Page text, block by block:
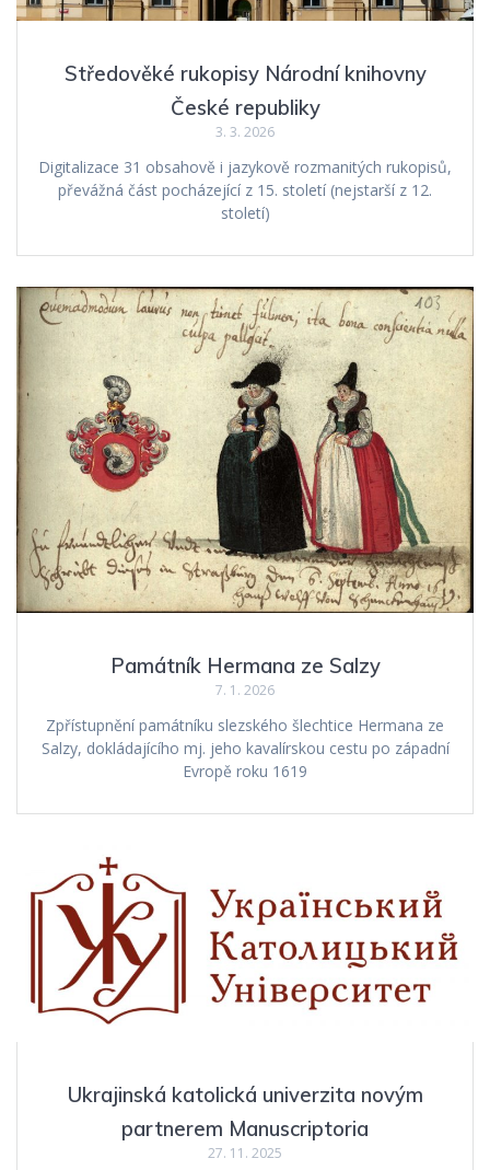
Středověké rukopisy Národní knihovny
České republiky
3. 3. 2026
Digitalizace 31 obsahově i jazykově rozmanitých rukopisů,
převážná část pocházející z 15. století (nejstarší z 12.
století)
Památník Hermana ze Salzy
7. 1. 2026
Zpřístupnění památníku slezského šlechtice Hermana ze
Salzy, dokládajícího mj. jeho kavalírskou cestu po západní
Evropě roku 1619
Ukrajinská katolická univerzita novým
partnerem Manuscriptoria
27. 11. 2025